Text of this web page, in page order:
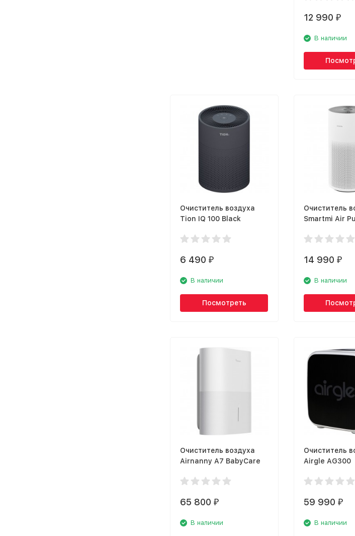
12 990 ₽
В наличии
Очиститель воздуха
Tion IQ 100 Black
6 490 ₽
В наличии
Посмотреть
Очиститель
Smartmi Air
14 990 ₽
В наличии
Очиститель воздуха
Airnanny A7 BabyCare
65 800 ₽
В наличии
Очиститель
Airgle AG300
59 990 ₽
В наличии